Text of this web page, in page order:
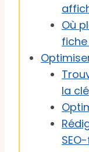
Où
la clé